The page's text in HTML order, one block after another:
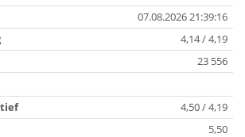
07.08.2026 21:39:16
4,14 / 4,19
23 556
4,50 / 4,19
5,50